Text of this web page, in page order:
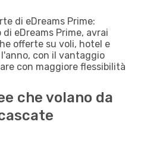
di eDreams Prime:
eDreams Prime, avrai
offerte su voli, hotel e
con il vantaggio
con maggiore flessibilità
che volano da